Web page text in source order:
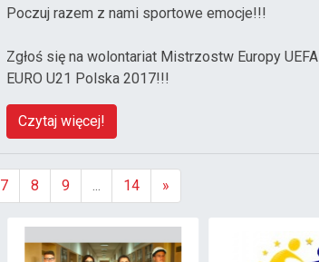
Poczuj razem z nami sportowe emocje!!!
Zgłoś się na wolontariat Mistrzostw Europy UEFA
EURO U21 Polska 2017!!!
Czytaj więcej!
7 8 9 ... 14 »